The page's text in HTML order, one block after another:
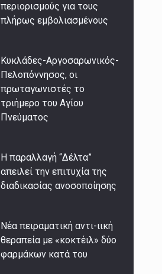
περιορισμούς για τους
πλήρως εμβολιασμένους
Κυκλάδες-Αργοσαρωνικός-
Πελοπόννησος, οι
πρωταγωνιστές το
τριήμερο του Αγίου
Πνεύματος
Η παραλλαγή “Δέλτα”
απειλεί την επιτυχία της
διαδικασίας ανοσοποίησης
Νέα πειραματική αντι-ιική
θεραπεία με «κοκτέιλ» δύο
φαρμάκων κατά του